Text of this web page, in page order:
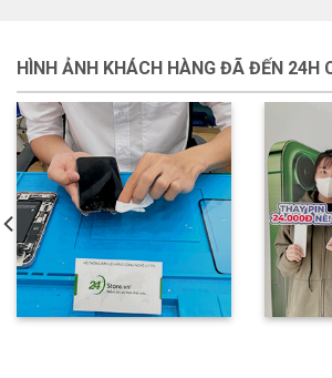
HÌNH ẢNH KHÁCH HÀNG ĐÃ ĐẾN 24H